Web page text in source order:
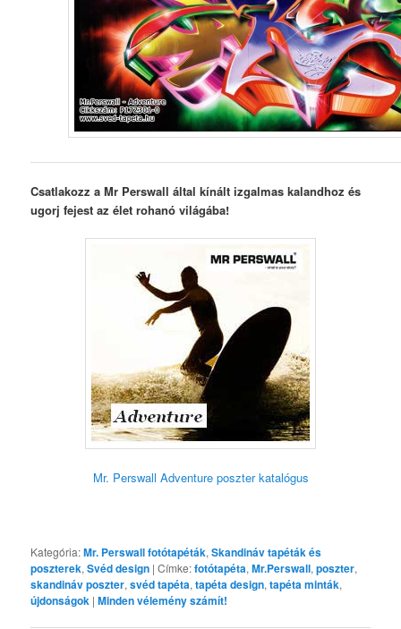
Csatlakozz a Mr Perswall által kínált izgalmas kalandhoz és
ugorj fejest az élet rohanó világába!
Mr. Perswall Adventure poszter katalógus
Kategória:Mr. Perswall fotótapéták,Skandináv tapéták és
poszterek,Svéd design |Címke:fotótapéta,Mr.Perswall,poszter,
skandináv poszter,svéd tapéta,tapéta design,tapéta minták,
újdonságok |Minden vélemény számít!